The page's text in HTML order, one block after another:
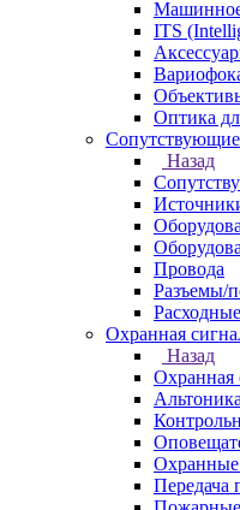
ITS
Оптика
Назад
Провода
Разъемы/
Охранная
Назад
Охранная
Альтоника
Охранные
Передача